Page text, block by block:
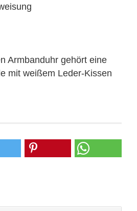
Armbanduhr gehört eine
mit weißem Leder-Kissen